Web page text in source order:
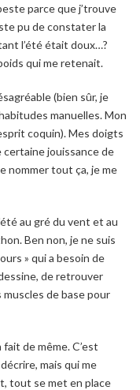
parce que j’trouve
pu de constater la
l’été était doux…?
qui me retenait.
(bien sûr, je
manuelles. Mon
coquin). Mes doigts
certaine jouissance de
nommer tout ça, je me
au gré du vent et au
Ben non, je ne suis
» qui a besoin de
de retrouver
de base pour
de même. C’est
mais qui me
tout se met en place